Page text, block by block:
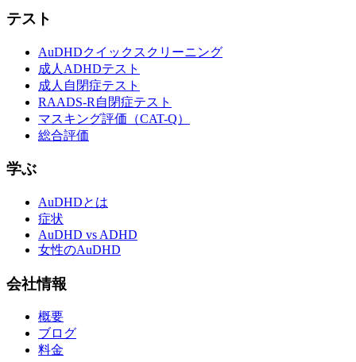
テスト
AuDHDクイックスクリーニング
成人ADHDテスト
成人自閉症テスト
RAADS-R自閉症テスト
マスキング評価（CAT-Q）
総合評価
学ぶ
AuDHDとは
症状
AuDHD vs ADHD
女性のAuDHD
会社情報
概要
ブログ
料金